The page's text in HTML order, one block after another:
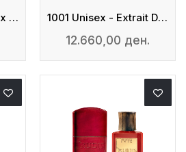
Cafe Chantant Unisex - Extrait De Parfum 1001 Unisex - Extrait De Parfum
12.660,00 ден.